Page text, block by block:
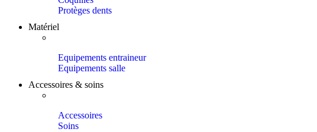
Protèges dents
Matériel
Equipements entraineur
Equipements salle
Accessoires & soins
Accessoires
Soins